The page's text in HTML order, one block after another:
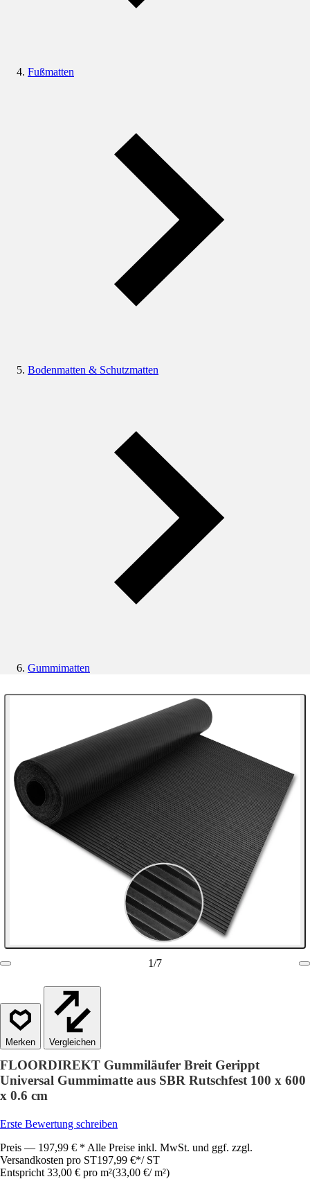
Fußmatten
Bodenmatten & Schutzmatten
Gummimatten
1/7
Vergleichen
FLOORDIREKT Gummiläufer Breit Gerippt
Universal Gummimatte aus SBR Rutschfest 100 x 600
x 0.6 cm
Erste Bewertung schreiben
Preis — 197,99 € * Alle Preise inkl. MwSt. und ggf. zzgl.
Versandkosten pro ST197,99 €*/ ST
Entspricht 33,00 € pro m²(33,00 €/ m²)